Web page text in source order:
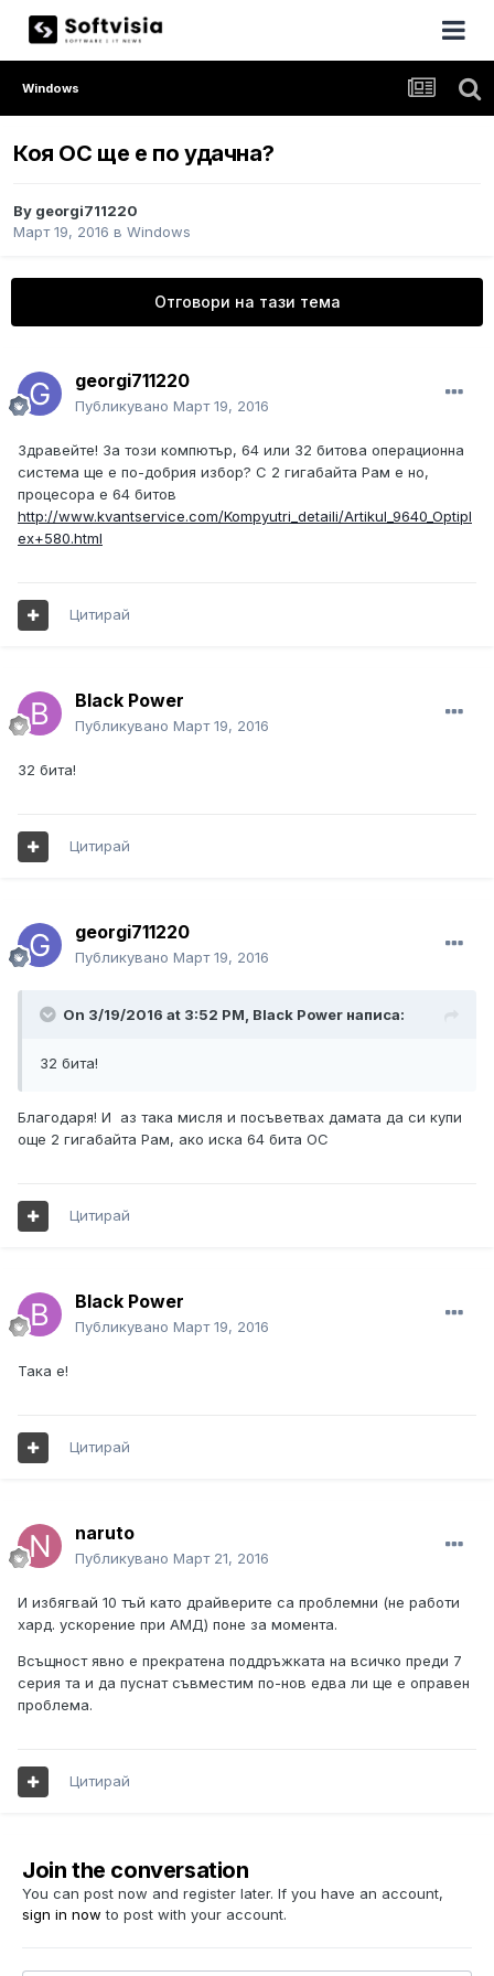
Windows
Коя ОС ще е по удачна?
By georgi711220
Март 19, 2016 в Windows
Отговори на тази тема
georgi711220
Публикувано Март 19, 2016
Здравейте! За този компютър, 64 или 32 битова операционна
система ще е по-добрия избор? С 2 гигабайта Рам е но,
процесора е 64 битов
http://www.kvantservice.com/Kompyutri_detaili/Artikul_9640_Optipl
ex+580.html
Цитирай
Black Power
Публикувано Март 19, 2016
32 бита!
Цитирай
georgi711220
Публикувано Март 19, 2016
On 3/19/2016 at 3:52 PM, Black Power написа:
32 бита!
Благодаря! И аз така мисля и посъветвах дамата да си купи
още 2 гигабайта Рам, ако иска 64 бита ОС
Цитирай
Black Power
Публикувано Март 19, 2016
Така е!
Цитирай
naruto
Публикувано Март 21, 2016
И избягвай 10 тъй като драйверите са проблемни (не работи
хард. ускорение при АМД) поне за момента.
Всъщност явно е прекратена поддръжката на всичко преди 7
серия та и да пуснат съвместим по-нов едва ли ще е оправен
проблема.
Цитирай
Join the conversation
You can post now and register later. If you have an account,
sign in now to post with your account.